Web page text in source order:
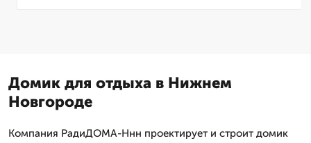
Домик для отдыха в Нижнем
Новгороде
Компания РадиДОМА-Ннн проектирует и строит домик